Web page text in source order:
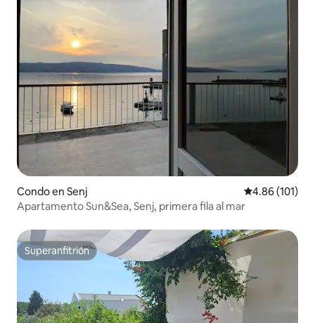
Condo en Senj Calificación
4.86 (101)
Apartamento Sun&Sea, Senj, primera fila al mar
Superanfitrión
Superanfitrión